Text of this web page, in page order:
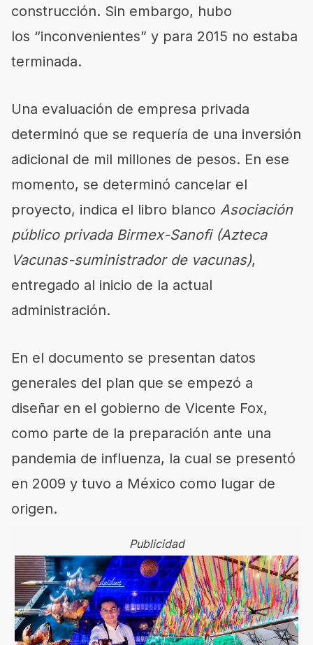
construcción. Sin embargo, hubo
los
inconvenientes
y para 2015 no estaba
terminada.
Una evaluación de empresa privada
determinó que se requería de una inversión
adicional de mil millones de pesos. En ese
momento, se determinó cancelar el
proyecto, indica el libro blanco Asociación
público privada Birmex-Sanofi (Azteca
Vacunas-suministrador de vacunas),
entregado al inicio de la actual
administración.
En el documento se presentan datos
generales del plan que se empezó a
diseñar en el gobierno de Vicente Fox,
como parte de la preparación ante una
pandemia de influenza, la cual se presentó
en 2009 y tuvo a México como lugar de
origen.
Publicidad